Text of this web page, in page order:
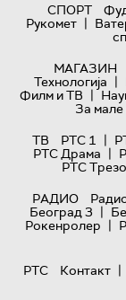
СПОРТ
Рукомет |
МАГАЗИН
Технологијa |
Филм и ТВ |
За мале
ТВ
РТС 1 |
РТС Драма |
РТС
РАДИО
Београд 3 |
Рокенролер |
РТС
Контакт |